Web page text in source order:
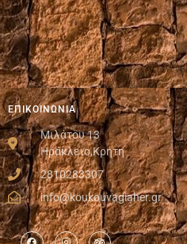
ΕΠΙΚΟΙΝΩΝΙΑ
Μιλάτου 13
Ηράκλειο,Κρήτη
2810283307
info@koukouvagiaher.gr